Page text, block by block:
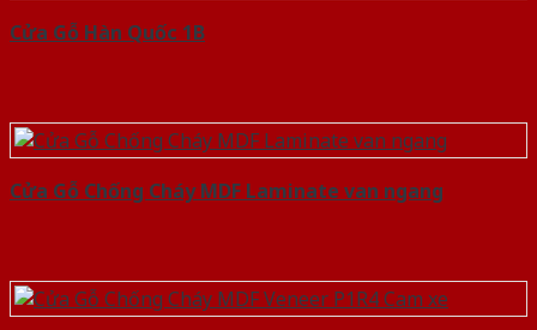
Cửa Gỗ Hàn Quốc 1B
Cửa Gỗ Chống Cháy MDF Laminate van ngang